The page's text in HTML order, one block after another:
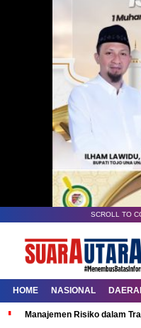
SCROLL TO
HOME NASIONAL
Manajemen Risiko dalam